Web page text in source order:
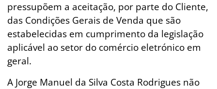
pressupõem a aceitação, por parte do Cliente,
das Condições Gerais de Venda que são
estabelecidas em cumprimento da legislação
aplicável ao setor do comércio eletrónico em
geral.
A Jorge Manuel da Silva Costa Rodrigues não